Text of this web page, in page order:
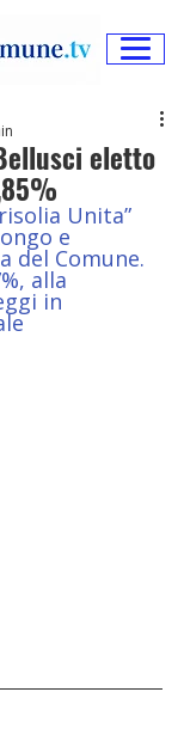
eletto
Unita”
e
del Comune.
alla
in